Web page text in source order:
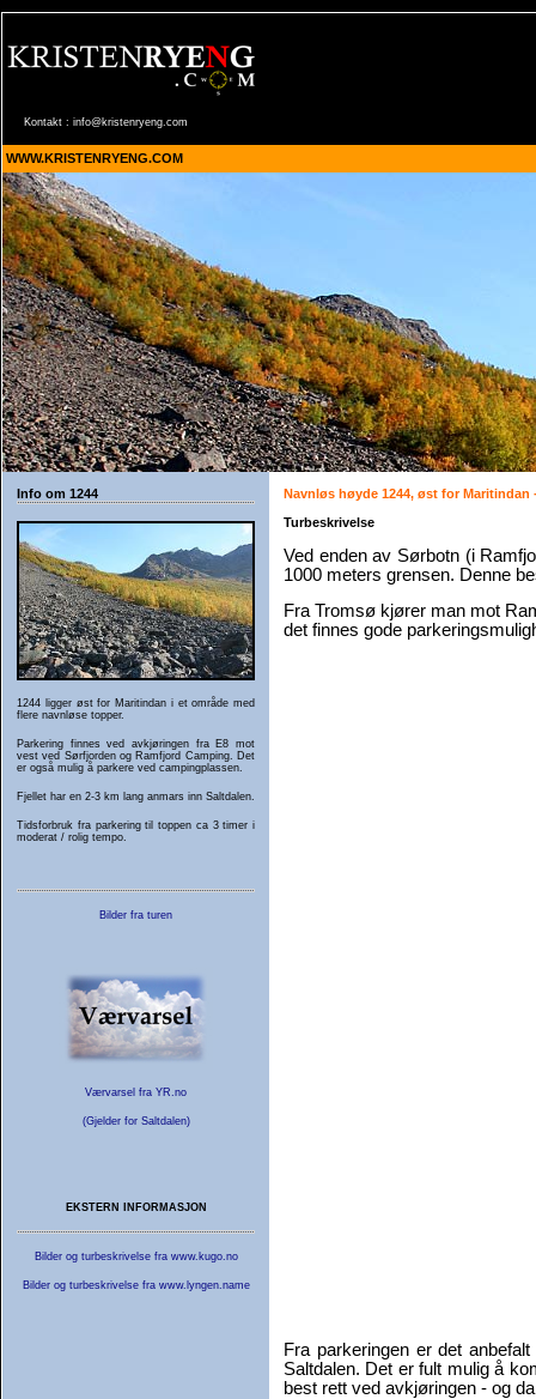
Kontakt : info@kristenryeng.com
WWW.KRISTENRYENG.COM
Info om 1244
1244 ligger øst for Maritindan i et område med
flere navnløse topper.
Parkering finnes ved avkjøringen fra E8 mot
vest ved Sørfjorden og Ramfjord Camping. Det
er også mulig å parkere ved campingplassen.
Fjellet har en 2-3 km lang anmars inn Saltdalen.
Tidsforbruk fra parkering til toppen ca 3 timer i
moderat / rolig tempo.
Bilder fra turen
Værvarsel fra YR.no
(Gjelder for Saltdalen)
EKSTERN INFORMASJON
Bilder og turbeskrivelse fra www.kugo.no
Bilder og turbeskrivelse fra www.lyngen.name
Navnløs høyde 1244, øst for Maritindan
Turbeskrivelse
Ved enden av Sørbotn (i
1000 meters grensen. Denne
Fra Tromsø kjører man mot
det finnes gode
Fra parkeringen er det
Saltdalen. Det er fult mulig å
best rett ved avkjøringen - og